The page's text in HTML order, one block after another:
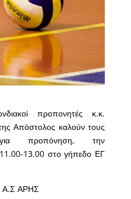
προπονητές κ.κ.
Απόστολος καλούν τους
προπόνηση, την
13.00 στο γήπεδο ΕΓ
Α.Σ ΑΡΗΣ